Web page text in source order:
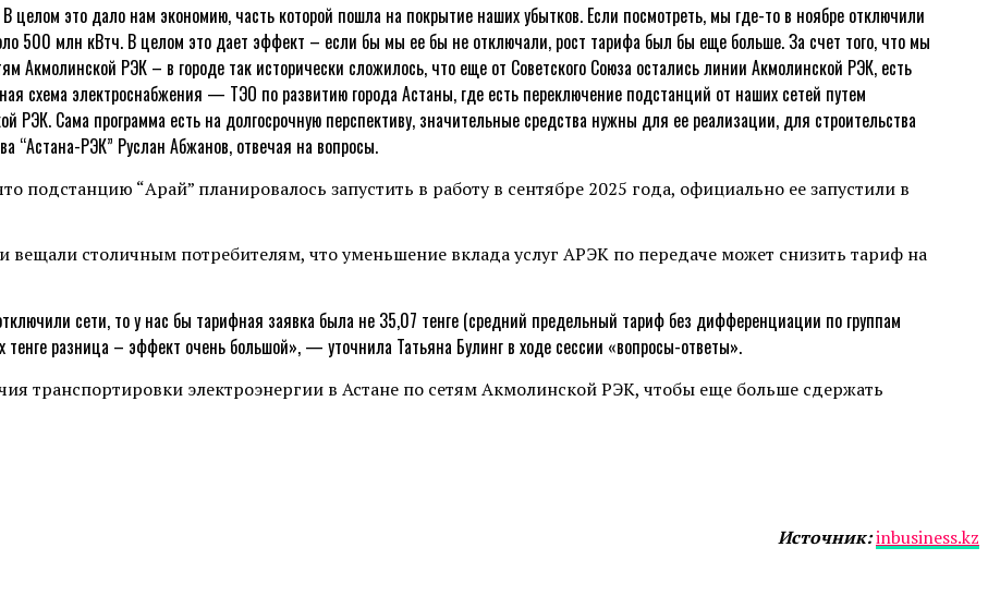
это дало нам экономию, часть которой пошла на покрытие наших убытков. Если посмотреть, мы где-то в ноябре отключили
500 млн кВтч. В целом это дает эффект – если бы мы ее бы не отключали, рост тарифа был бы еще больше. За счет того, что мы
Акмолинской РЭК – в городе так исторически сложилось, что еще от Советского Союза остались линии Акмолинской РЭК, есть
схема электроснабжения — ТЭО по развитию города Астаны, где есть переключение подстанций от наших сетей путем
РЭК. Сама программа есть на долгосрочную перспективу, значительные средства нужны для ее реализации, для строительства
“Астана-РЭК” Руслан Абжанов, отвечая на вопросы.
“Арай” планировалось запустить в работу в сентябре 2025 года, официально ее запустили в
столичным потребителям, что уменьшение вклада услуг АРЭК по передаче может снизить тариф на
сети, то у нас бы тарифная заявка была не 35,07 тенге (средний предельный тариф без дифференциации по группам
тенге разница – эффект очень большой», — уточнила Татьяна Булинг в ходе сессии «вопросы-ответы».
транспортировки электроэнергии в Астане по сетям Акмолинской РЭК, чтобы еще больше сдержать
Источник:inbusiness.kz